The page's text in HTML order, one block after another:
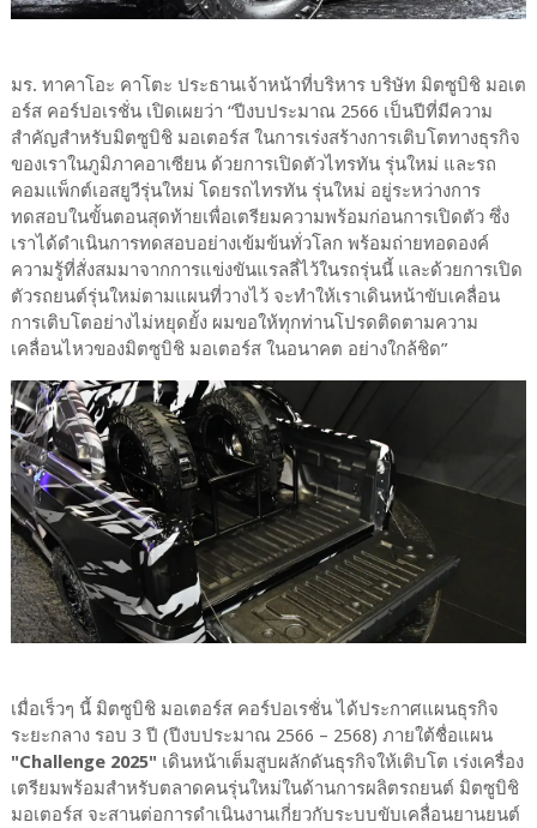
มร. ทาคาโอะ คาโตะ ประธานเจ้าหน้าที่บริหาร บริษัท มิตซูบิชิ มอเต
อร์ส คอร์ปอเรชั่น เปิดเผยว่า “ปีงบประมาณ 2566 เป็นปีที่มีความ
สำคัญสำหรับมิตซูบิชิ มอเตอร์ส ในการเร่งสร้างการเติบโตทางธุรกิจ
ของเราในภูมิภาคอาเซียน ด้วยการเปิดตัวไทรทัน รุ่นใหม่ และรถ
คอมแพ็กต์เอสยูวีรุ่นใหม่ โดยรถไทรทัน รุ่นใหม่ อยู่ระหว่างการ
ทดสอบในขั้นตอนสุดท้ายเพื่อเตรียมความพร้อมก่อนการเปิดตัว ซึ่ง
เราได้ดำเนินการทดสอบอย่างเข้มข้นทั่วโลก พร้อมถ่ายทอดองค์
ความรู้ที่สั่งสมมาจากการแข่งขันแรลลี่ไว้ในรถรุ่นนี้ และด้วยการเปิด
ตัวรถยนต์รุ่นใหม่ตามแผนที่วางไว้ จะทำให้เราเดินหน้าขับเคลื่อน
การเติบโตอย่างไม่หยุดยั้ง ผมขอให้ทุกท่านโปรดติดตามความ
เคลื่อนไหวของมิตซูบิชิ มอเตอร์ส ในอนาคต อย่างใกล้ชิด”
เมื่อเร็วๆ นี้ มิตซูบิชิ มอเตอร์ส คอร์ปอเรชั่น ได้ประกาศแผนธุรกิจ
ระยะกลาง รอบ 3 ปี (ปีงบประมาณ 2566 – 2568) ภายใต้ชื่อแผน
"Challenge 2025" เดินหน้าเต็มสูบผลักดันธุรกิจให้เติบโต เร่งเครื่อง
เตรียมพร้อมสำหรับตลาดคนรุ่นใหม่ในด้านการผลิตรถยนต์ มิตซูบิชิ
มอเตอร์ส จะสานต่อการดำเนินงานเกี่ยวกับระบบขับเคลื่อนยานยนต์